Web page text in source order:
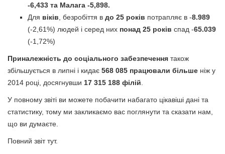
-6,433 та Малага -5,898.
Для віків , безробіття в до 25 років потрапляє в -8.989
(-2,61%) людей і серед них понад 25 років спад -65.039
(-1,72%)
Приналежність до соціального забезпечення також
збільшується в липні і кидає 568 085 працювали більше ніж у
2014 році, досягнувши 17 315 ​​188 філій
У повному звіті ви можете побачити набагато цікавіші дані та
статистику, тому ми закликаємо вас поглянути та сказати нам,
що ви думаєте.
Повний звіт тут.